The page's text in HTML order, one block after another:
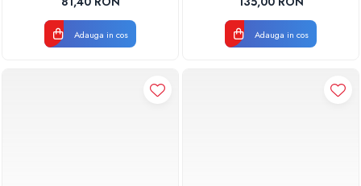
Adauga in cos Adauga in cos